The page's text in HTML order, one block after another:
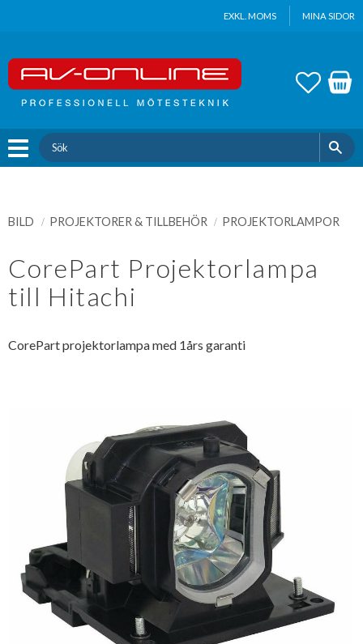
EXKL. MOMS MINA SIDOR
BILD PROJEKTORER & TILLBEHÖR PROJEKTORLAMPOR
CorePart Projektorlampa
till Hitachi
CorePart projektorlampa med 1års garanti